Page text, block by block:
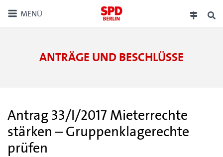
MENÜ
ANTRÄGE UND BESCHLÜSSE
Antrag 33/I/2017 Mieterrechte
stärken – Gruppenklagerechte
prüfen